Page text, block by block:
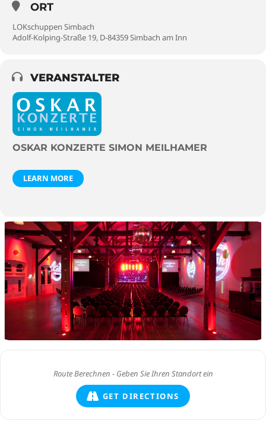
ORT
LOKschuppen Simbach
Adolf-Kolping-Straße 19, D-84359 Simbach am Inn
VERANSTALTER
OSKAR KONZERTE SIMON MEILHAMER
LEARN MORE
GET DIRECTIONS